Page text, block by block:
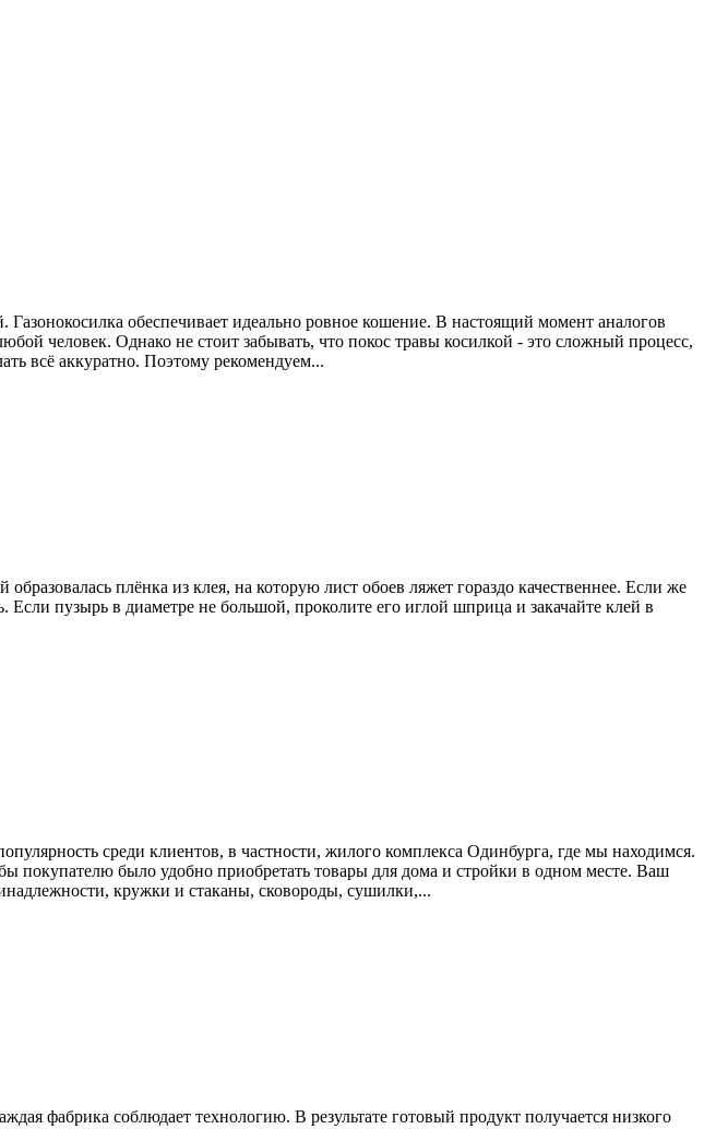
обеспечивает идеально ровное кошение. В настоящий момент аналогов
человек. Однако не стоит забывать, что покос травы косилкой - это сложный процесс,
всё аккуратно. Поэтому рекомендуем...
плёнка из клея, на которую лист обоев ляжет гораздо качественнее. Если же
пузырь в диаметре не большой, проколите его иглой шприца и закачайте клей в
среди клиентов, в частности, жилого комплекса Одинбурга, где мы находимся.
было удобно приобретать товары для дома и стройки в одном месте. Ваш
кружки и стаканы, сковороды, сушилки,...
фабрика соблюдает технологию. В результате готовый продукт получается низкого